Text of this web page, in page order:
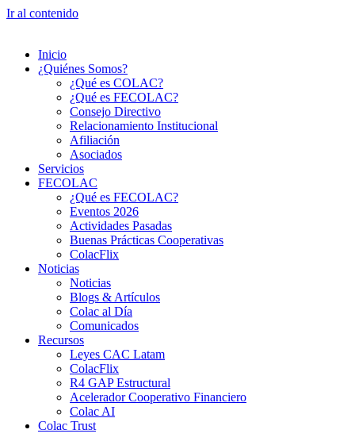
Ir al contenido
Inicio
¿Quiénes Somos?
¿Qué es COLAC?
¿Qué es FECOLAC?
Consejo Directivo
Relacionamiento Institucional
Afiliación
Asociados
Servicios
FECOLAC
¿Qué es FECOLAC?
Eventos 2026
Actividades Pasadas
Buenas Prácticas Cooperativas
ColacFlix
Noticias
Noticias
Blogs & Artículos
Colac al Día
Comunicados
Recursos
Leyes CAC Latam
ColacFlix
R4 GAP Estructural
Acelerador Cooperativo Financiero
Colac AI
Colac Trust